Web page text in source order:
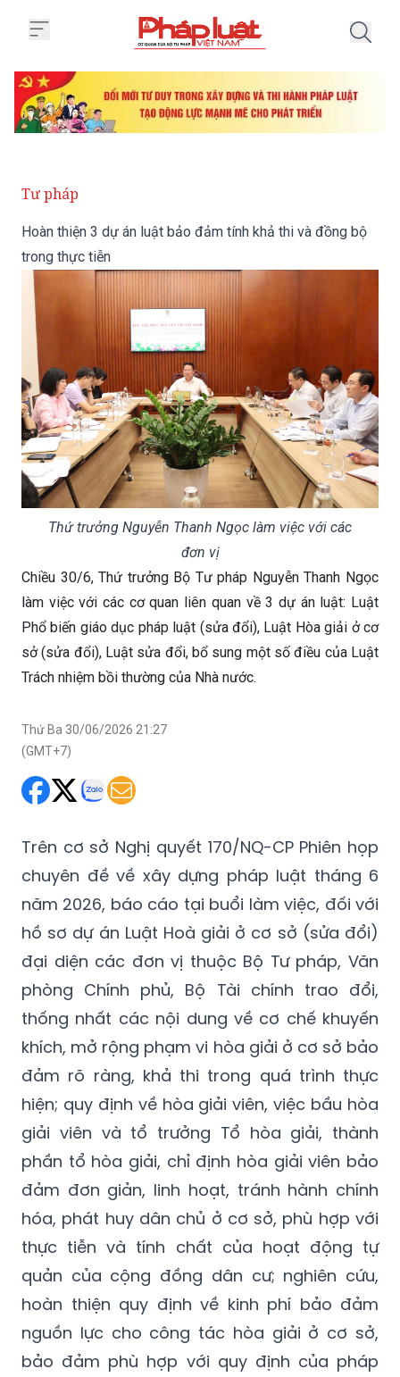
Tư pháp
Hoàn thiện 3 dự án luật bảo đảm tính khả thi và đồng bộ
trong thực tiễn
Thứ trưởng Nguyễn Thanh Ngọc làm việc với các
đơn vị
Chiều 30/6, Thứ trưởng Bộ Tư pháp Nguyễn Thanh Ngọc
làm việc với các cơ quan liên quan về 3 dự án luật: Luật
Phổ biến giáo dục pháp luật (sửa đổi), Luật Hòa giải ở cơ
sở (sửa đổi), Luật sửa đổi, bổ sung một số điều của Luật
Trách nhiệm bồi thường của Nhà nước.
Thứ Ba 30/06/2026 21:27
(GMT+7)
Trên cơ sở Nghị quyết 170/NQ-CP Phiên họp
chuyên đề về xây dựng pháp luật tháng 6
năm 2026, báo cáo tại buổi làm việc, đối với
hồ sơ dự án Luật Hoà giải ở cơ sở (sửa đổi)
đại diện các đơn vị thuộc Bộ Tư pháp, Văn
phòng Chính phủ, Bộ Tài chính trao đổi,
thống nhất các nội dung về cơ chế khuyến
khích, mở rộng phạm vi hòa giải ở cơ sở bảo
đảm rõ ràng, khả thi trong quá trình thực
hiện; quy định về hòa giải viên, việc bầu hòa
giải viên và tổ trưởng Tổ hòa giải, thành
phần tổ hòa giải, chỉ định hòa giải viên bảo
đảm đơn giản, linh hoạt, tránh hành chính
hóa, phát huy dân chủ ở cơ sở, phù hợp với
thực tiễn và tính chất của hoạt động tự
quản của cộng đồng dân cư; nghiên cứu,
hoàn thiện quy định về kinh phí bảo đảm
nguồn lực cho công tác hòa giải ở cơ sở,
bảo đảm phù hợp với quy định của pháp